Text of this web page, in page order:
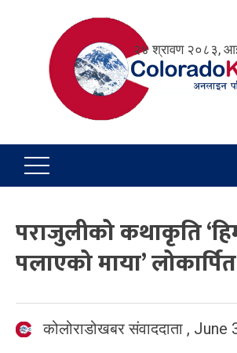
२४ श्रावण २०८३,
पराजुलीको कथाकृति
पलाएको माया’ लोकार्पित
कोलोराडोखबर संवाददाता , June